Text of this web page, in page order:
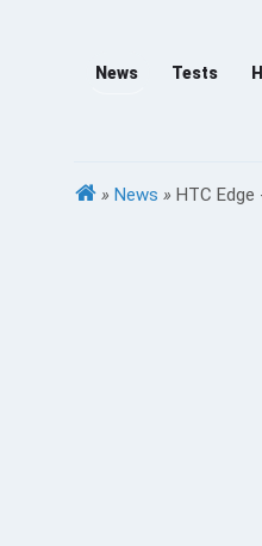
News Tests
» News » HTC